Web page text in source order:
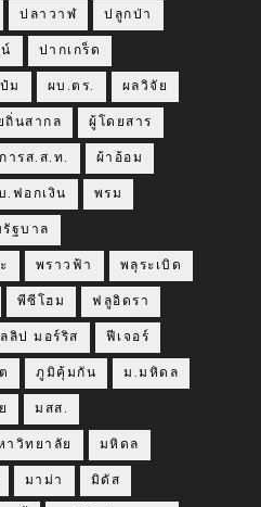
ปลาวาฬ ปลูกป่า
ปากเกร็ด
ม ผบ.ตร. ผลวิจัย
ถิ่นสากล ผู้โดยสาร
ารส.ส.ท. ผ้าอ้อม
.ฟอกเงิน พรม
ฐบาล
พราวฟ้า พลุระเบิด
พีซีโฮม ฟลูอิดรา
ลิป มอร์ริส ฟีเจอร์
ภูมิคุ้มกัน ม.มหิดล
มสส.
าวิทยาลัย มหิดล
มาม่า มิดัส